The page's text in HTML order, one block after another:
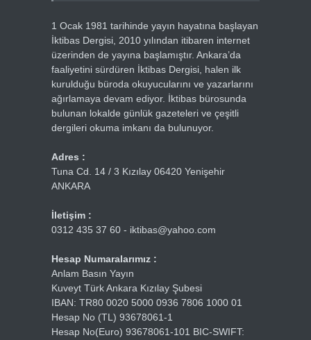
1 Ocak 1981 tarihinde yayın hayatına başlayan
İktibas Dergisi, 2010 yılından itibaren internet
üzerinden de yayına başlamıştır. Ankara’da
faaliyetini sürdüren İktibas Dergisi, halen ilk
kurulduğu büroda okuyucularını ve yazarlarını
ağırlamaya devam ediyor. İktibas bürosunda
bulunan lokalde günlük gazeteleri ve çeşitli
dergileri okuma imkanı da bulunuyor.
Adres :
Tuna Cd. 14 / 3 Kızılay 06420 Yenişehir
ANKARA
İletişim :
0312 435 37 60 - iktibas@yahoo.com
Hesap Numaralarımız :
Anlam Basın Yayın
Kuveyt Türk Ankara Kızılay Şubesi
IBAN: TR80 0020 5000 0936 7806 1000 01
Hesap No (TL) 93678061-1
Hesap No(Euro) 93678061-101 BIC-SWIFT: